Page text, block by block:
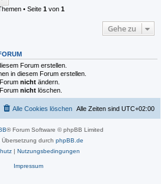
• Seite 1 von 1
Gehe zu
Forum erstellen.
in diesem Forum erstellen.
nicht ändern.
nicht löschen.
Alle Zeiten sind UTC+02:00
Alle Cookies löschen
® Forum Software © phpBB Limited
Übersetzung durch phpBB.de
| Nutzungsbedingungen
Impressum